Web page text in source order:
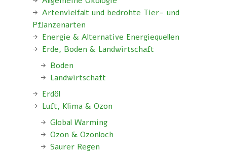
Artenvielfalt und bedrohte Tier- und
Pflanzenarten
Energie & Alternative Energiequellen
Erde, Boden & Landwirtschaft
Boden
Landwirtschaft
Erdöl
Luft, Klima & Ozon
Global Warming
Ozon & Ozonloch
Saurer Regen